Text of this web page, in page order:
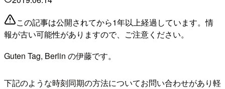
この記事は公開されてから1年以上経過しています。情
報が古い可能性がありますので、ご注意ください。
Guten Tag, Berlin の伊藤です。
下記のような時刻同期の方法についてお問い合わせがあり軽